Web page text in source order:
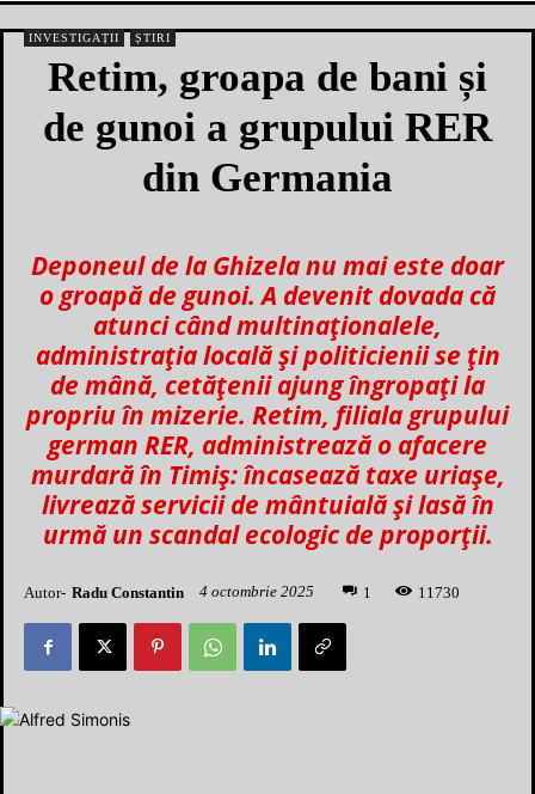
INVESTIGAȚII ȘTIRI
Retim, groapa de bani și
de gunoi a grupului RER
din Germania
Deponeul de la Ghizela nu mai este doar
o groapă de gunoi. A devenit dovada că
atunci când multinaționalele,
administrația locală și politicienii se țin
de mână, cetățenii ajung îngropați la
propriu în mizerie. Retim, filiala grupului
german RER, administrează o afacere
murdară în Timiș: încasează taxe uriașe,
livrează servicii de mântuială și lasă în
urmă un scandal ecologic de proporții.
Autor- Radu Constantin 4 octombrie 2025 1 1 1730